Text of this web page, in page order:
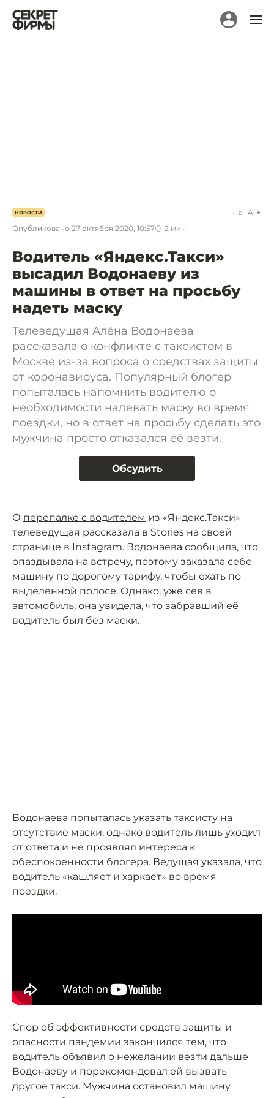
НОВОСТИ
Опубликовано 27 октября 2020, 10:57 2 мин.
a A
Водитель «Яндекс.Такси»
высадил Водонаеву из
машины в ответ на просьбу
надеть маску
Телеведущая Алёна Водонаева
рассказала о конфликте с таксистом в
Москве из-за вопроса о средствах защиты
от коронавируса. Популярный блогер
попыталась напомнить водителю о
необходимости надевать маску во время
поездки, но в ответ на просьбу сделать это
мужчина просто отказался её везти.
Обсудить
О перепалке с водителем из «Яндекс.Такси»
телеведущая рассказала в Stories на своей
странице в Instagram. Водонаева сообщила, что
опаздывала на встречу, поэтому заказала себе
машину по дорогому тарифу, чтобы ехать по
выделенной полосе. Однако, уже сев в
автомобиль, она увидела, что забравший её
водитель был без маски.
Водонаева попыталась указать таксисту на
отсутствие маски, однако водитель лишь уходил
от ответа и не проявлял интереса к
обеспокоенности блогера. Ведущая указала, что
водитель «кашляет и харкает» во время
поездки.
Спор об эффективности средств защиты и
опасности пандемии закончился тем, что
водитель объявил о нежелании везти дальше
Водонаеву и порекомендовал ей вызвать
другое такси. Мужчина остановил машину